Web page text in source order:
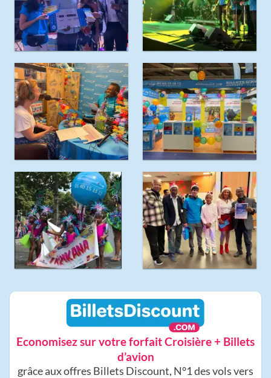
Economisez sur votre forfait Croisière + Billets
d’avion
grâce aux offres Billets Discount, N°1 des vols vers